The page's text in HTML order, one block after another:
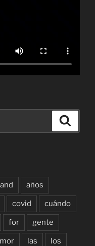
and años
covid cuándo
for gente
las los